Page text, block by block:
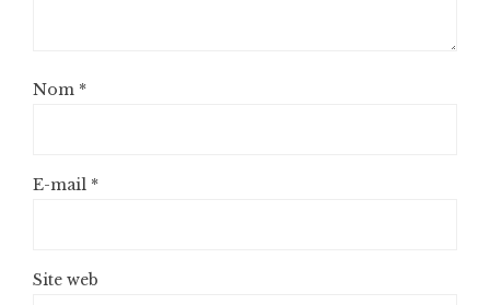
Nom *
E-mail *
Site web